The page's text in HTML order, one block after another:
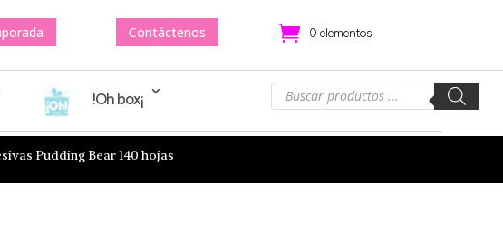
Contáctenos 0 elementos
!Oh box¡
Búsqueda
productos
Pudding Bear 140 hojas